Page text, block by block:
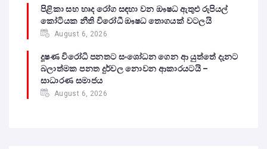
පිළිකා සහ හෘද රෝග සඳහා වන ඖෂධ ඇතුළු රුපියල්
කෝටියක නීති විරෝධී ඖෂධ තොගයක් වටලයි
August 6, 2026
දූෂණ විරෝධි පනතට සංශෝධන ගෙන ආ යුත්තේ දැනට
බලාත්මක පනත දුර්වල නොවන ආකාරයටයි –
සාධාරණ සමාජය
August 6, 2026